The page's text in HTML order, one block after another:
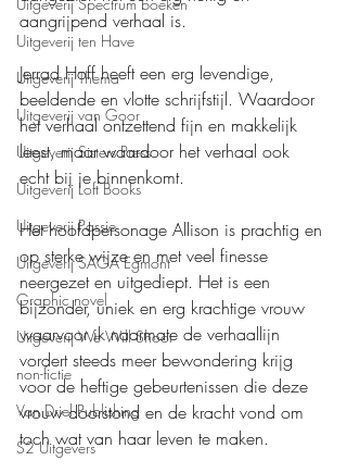
Uitgeverij ten Have
Uitgeverij Thema
Uitgeverij van Goor
Uitgeverij Sisters Press
Uitgeverij Loft Books
Uitgeverij Passie
Uitgeverij SAGA Egmont
Graphic novel
Uitgeverij We Will Shoot
non-fictie
Van Driel Publishing
S2 Uitgevers
aangrijpend verhaal is.
Jerrad Hoff heeft een erg levendige,
beeldende en vlotte schrijfstijl. Waardoor
het verhaal ontzettend fijn en makkelijk
leest, maar waardoor het verhaal ook
echt bij je binnenkomt.
Het hoofdpersonage Allison is prachtig en
op sterke wijze en met veel finesse
neergezet en uitgediept. Het is een
bijzonder, uniek en erg krachtige vrouw
waarvoor ik naarmate de verhaallijn
vordert steeds meer bewondering krijg
voor de heftige gebeurtenissen die deze
vrouw doorstond en de kracht vond om
toch wat van haar leven te maken.